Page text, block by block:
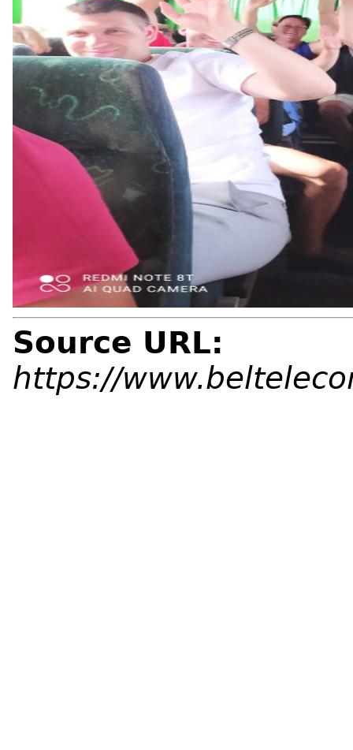
Source URL:
https://